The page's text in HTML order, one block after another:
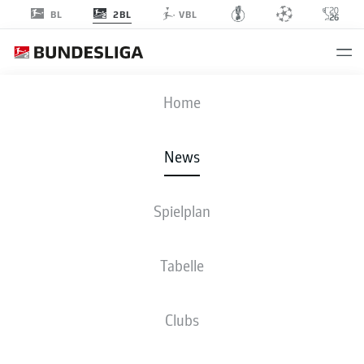
BL 2BL VBL
Home
News
Spielplan
Tabelle
Clubs
- © DFL/Getty Images/Lukas Schulze